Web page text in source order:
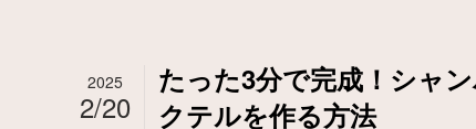
たった3分で完成！シャ
クテルを作る方法
2025
2/20